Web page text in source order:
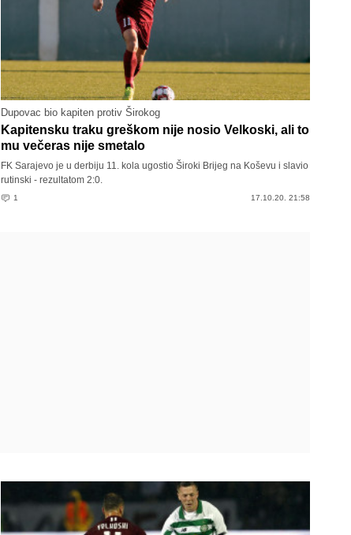
Dupovac bio kapiten protiv Širokog
Kapitensku traku greškom nije nosio Velkoski, ali to
mu večeras nije smetalo
FK Sarajevo je u derbiju 11. kola ugostio Široki Brijeg na Koševu i slavio
rutinski - rezultatom 2:0.
1 17.10.20. 21:58